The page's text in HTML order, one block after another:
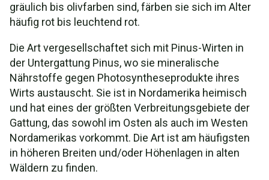
gräulich bis olivfarben sind, färben sie sich im Alter
häufig rot bis leuchtend rot.
Die Art vergesellschaftet sich mit Pinus-Wirten in
der Untergattung Pinus, wo sie mineralische
Nährstoffe gegen Photosyntheseprodukte ihres
Wirts austauscht. Sie ist in Nordamerika heimisch
und hat eines der größten Verbreitungsgebiete der
Gattung, das sowohl im Osten als auch im Westen
Nordamerikas vorkommt. Die Art ist am häufigsten
in höheren Breiten und/oder Höhenlagen in alten
Wäldern zu finden.